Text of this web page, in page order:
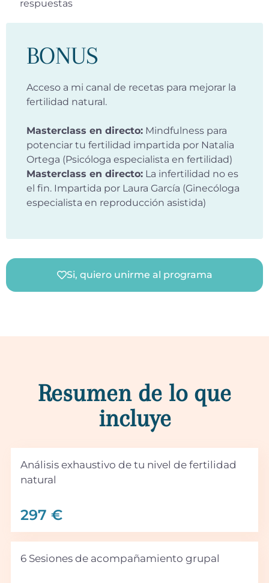
respuestas
BONUS
Acceso a mi canal de recetas para mejorar la
fertilidad natural.
Masterclass en directo: Mindfulness para
potenciar tu fertilidad impartida por Natalia
Ortega (Psicóloga especialista en fertilidad)
Masterclass en directo: La infertilidad no es
el fin. Impartida por Laura García (Ginecóloga
especialista en reproducción asistida)
Si, quiero unirme al programa
Resumen de lo que
incluye
Análisis exhaustivo de tu nivel de fertilidad
natural
297 €
6 Sesiones de acompañamiento grupal